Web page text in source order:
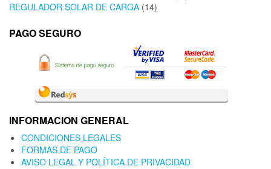
REGULADOR SOLAR DE CARGA (14)
PAGO SEGURO
INFORMACION GENERAL
CONDICIONES LEGALES
FORMAS DE PAGO
AVISO LEGAL Y POLÍTICA DE PRIVACIDAD